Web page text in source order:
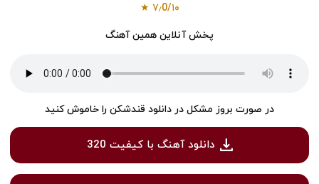
۷٫0/۱۰ ★
پخش آنلاین همین آهنگ
در صورت بروز مشکل در دانلود قندشکن را خاموش کنید
دانلود آهنگ با کیفیت 320